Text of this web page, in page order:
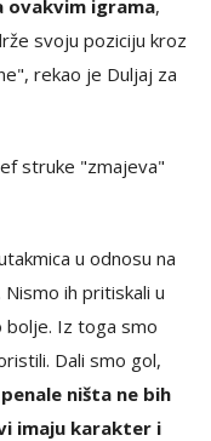
ovakvim igrama,
svoju poziciju kroz
rekao je Duljaj za
struke "zmajeva"
u odnosu na
ih pritiskali u
bolje. Iz toga smo
Dali smo gol,
ništa ne bih
imaju karakter i